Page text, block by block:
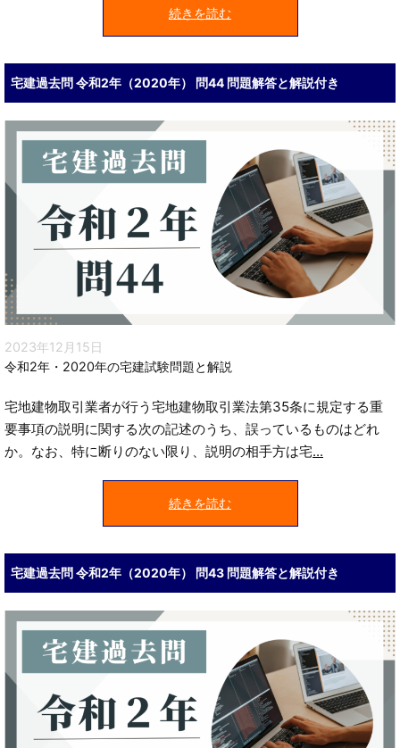
続きを読む
宅建過去問 令和2年（2020年） 問44 問題解答と解説付き
2023年12月15日
令和2年・2020年の宅建試験問題と解説
宅地建物取引業者が行う宅地建物取引業法第35条に規定する重
要事項の説明に関する次の記述のうち、誤っているものはどれ
か。なお、特に断りのない限り、説明の相手方は宅...
続きを読む
宅建過去問 令和2年（2020年） 問43 問題解答と解説付き